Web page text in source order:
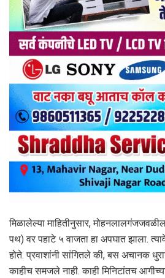
मिळालेल्या माहितीनुसार,
पथ) वर पहाटे ५ वाजता हा अपघात झाला.
होते. प्रवाशांनी सांगितले की, बस अचानक
काहीच समजले नाही. काही मिनिटांतच